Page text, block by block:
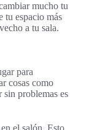
mucho tu
tu espacio más
a tu sala.
para
cosas como
sin problemas es